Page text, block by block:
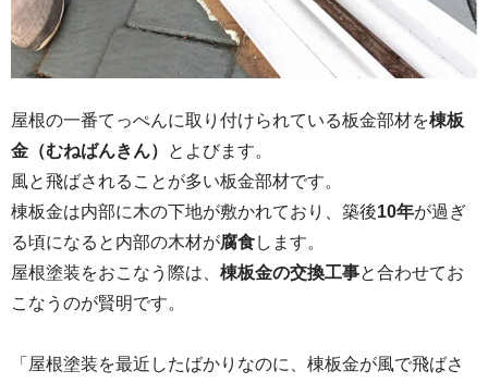
屋根の一番てっぺんに取り付けられている板金部材を棟板
金（むねばんきん）
とよびます。
風と飛ばされることが多い板金部材です。
棟板金は内部に木の下地が敷かれており、築後10年が過ぎ
る頃になると内部の木材が腐食します。
屋根塗装をおこなう際は、 棟板金の交換工事と合わせてお
こなうのが賢明です。
「屋根塗装を最近したばかりなのに、棟板金が風で飛ばさ